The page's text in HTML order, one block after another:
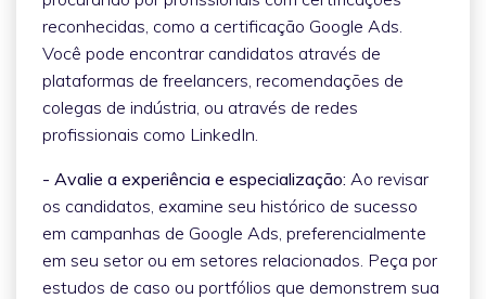
reconhecidas, como a certificação Google Ads.
Você pode encontrar candidatos através de
plataformas de freelancers, recomendações de
colegas de indústria, ou através de redes
profissionais como LinkedIn.
- Avalie a experiência e especialização: Ao revisar
os candidatos, examine seu histórico de sucesso
em campanhas de Google Ads, preferencialmente
em seu setor ou em setores relacionados. Peça por
estudos de caso ou portfólios que demonstrem sua